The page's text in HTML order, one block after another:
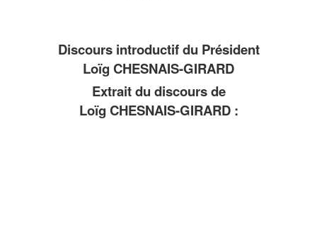
Discours introductif du Président
Loïg CHESNAIS-GIRARD
Extrait du discours de
Loïg CHESNAIS-GIRARD :